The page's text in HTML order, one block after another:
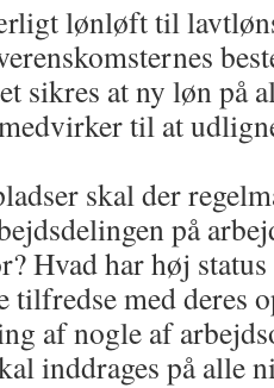
lønløft til
sikres at ny løn på
til at
skal der
på
Hvad har høj
med deres
af nogle af
inddrages på alle